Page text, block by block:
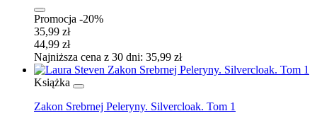
Promocja -20%
35,99 zł
44,99 zł
Najniższa cena z 30 dni: 35,99 zł
Książka
Zakon Srebrnej Peleryny. Silvercloak. Tom 1